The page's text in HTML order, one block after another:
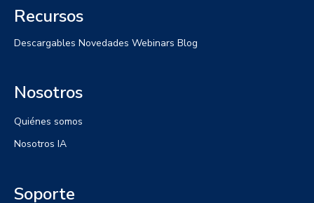
Recursos
Descargables Novedades Webinars Blog
Nosotros
Quiénes somos
Nosotros IA
Soporte